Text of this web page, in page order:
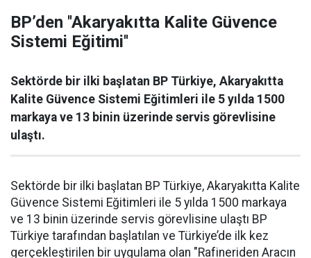
BP’den ''Akaryakıtta Kalite Güvence
Sistemi Eğitimi''
Sektörde bir ilki başlatan BP Türkiye, Akaryakıtta
Kalite Güvence Sistemi Eğitimleri ile 5 yılda 1500
markaya ve 13 binin üzerinde servis görevlisine
ulaştı.
Sektörde bir ilki başlatan BP Türkiye, Akaryakıtta Kalite
Güvence Sistemi Eğitimleri ile 5 yılda 1500 markaya
ve 13 binin üzerinde servis görevlisine ulaştı BP
Türkiye tarafından başlatılan ve Türkiye’de ilk kez
gerçekleştirilen bir uygulama olan "Rafineriden Aracın